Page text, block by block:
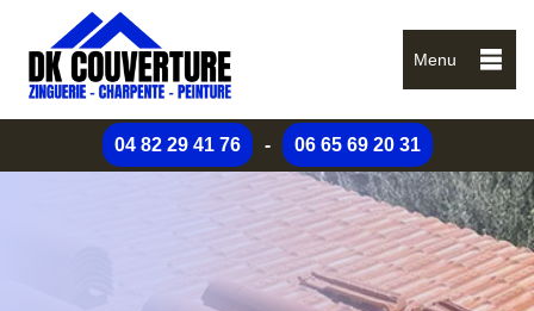
Menu
04 82 29 41 76 - 06 65 69 20 31